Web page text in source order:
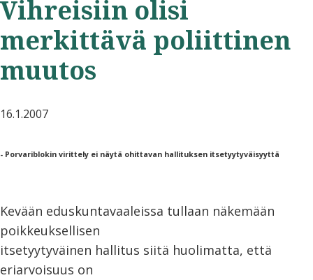
Vihreisiin olisi
merkittävä poliittinen
muutos
16.1.2007
- Porvariblokin virittely ei näytä ohittavan hallituksen itsetyytyväisyyttä
Kevään eduskuntavaaleissa tullaan näkemään
poikkeuksellisen
itsetyytyväinen hallitus siitä huolimatta, että
eriarvoisuus on